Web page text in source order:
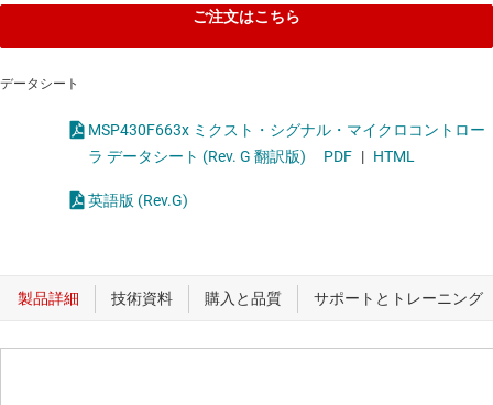
ご注文はこちら
データシート
MSP430F663x ミクスト・シグナル・マイクロコントロー
ラ データシート (Rev. G 翻訳版)
PDF | HTML
英語版 (Rev.G)